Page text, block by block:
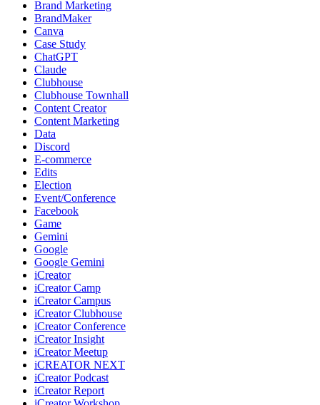
Brand Marketing
BrandMaker
Canva
Case Study
ChatGPT
Claude
Clubhouse
Clubhouse Townhall
Content Creator
Content Marketing
Data
Discord
E-commerce
Edits
Election
Event/Conference
Facebook
Game
Gemini
Google
Google Gemini
iCreator
iCreator Camp
iCreator Campus
iCreator Clubhouse
iCreator Conference
iCreator Insight
iCreator Meetup
iCREATOR NEXT
iCreator Podcast
iCreator Report